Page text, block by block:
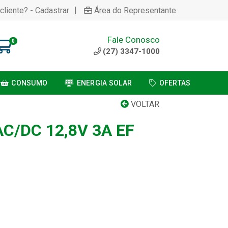
- Cadastrar | Área do Representante
0 Fale Conosco
(27) 3347-1000
CONSUMO ENERGIA SOLAR OFERTAS
VOLTAR
DC 12,8V 3A EF